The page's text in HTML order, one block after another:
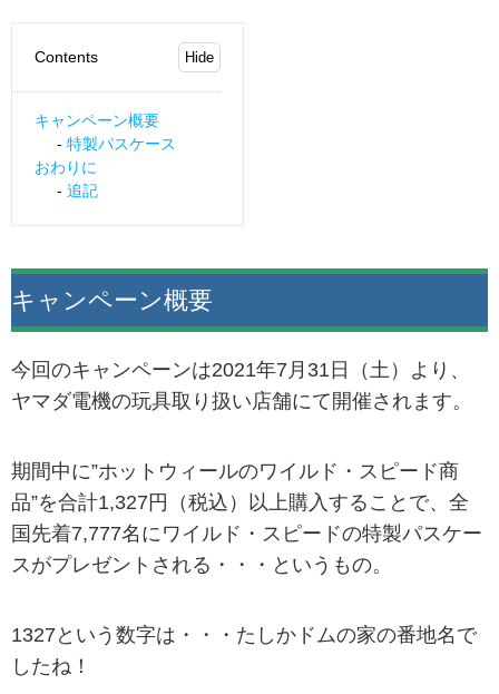
Contents
キャンペーン概要
特製パスケース
おわりに
追記
キャンペーン概要
今回のキャンペーンは2021年7月31日（土）より、
ヤマダ電機の玩具取り扱い店舗にて開催されます。
期間中に”ホットウィールのワイルド・スピード商
品”を合計1,327円（税込）以上購入することで、全
国先着7,777名にワイルド・スピードの特製パスケー
スがプレゼントされる・・・というもの。
1327という数字は・・・たしかドムの家の番地名で
したね！